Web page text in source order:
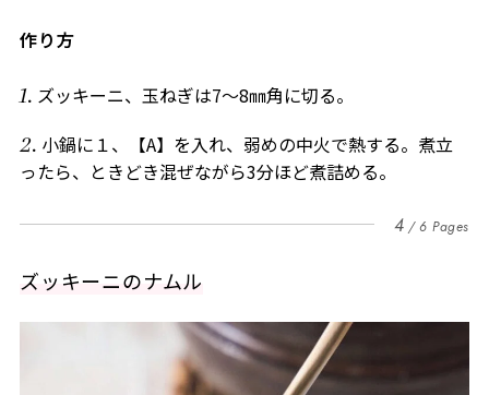
作り方
ズッキーニ、玉ねぎは7～8㎜角に切る。
小鍋に１、【A】を入れ、弱めの中火で熱する。煮立
ったら、ときどき混ぜながら3分ほど煮詰める。
4 6 Pages
ズッキーニのナムル